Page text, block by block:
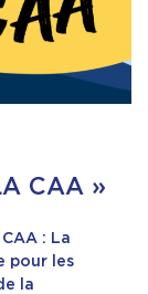
CAA »
: La
pour les
la